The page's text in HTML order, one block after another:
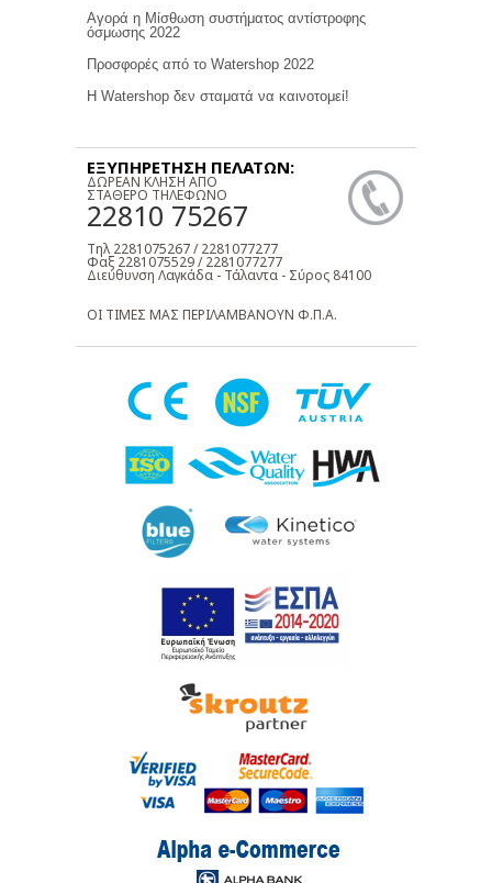
Αγορά η Μίσθωση συστήματος αντίστροφης
όσμωσης 2022
Προσφορές από το Watershop 2022
Η Watershop δεν σταματά να καινοτομεί!
ΕΞΥΠΗΡΕΤΗΣΗ ΠΕΛΑΤΩΝ:
ΔΩΡΕΑΝ ΚΛΗΣΗ ΑΠΟ
ΣΤΑΘΕΡΟ ΤΗΛΕΦΩΝΟ
22810 75267
Τηλ 2281075267 / 2281077277
Φαξ 2281075529 / 2281077277
Διεύθυνση Λαγκάδα - Τάλαντα - Σύρος 84100
ΟΙ ΤΙΜΕΣ ΜΑΣ ΠΕΡΙΛΑΜΒΑΝΟΥΝ Φ.Π.Α.